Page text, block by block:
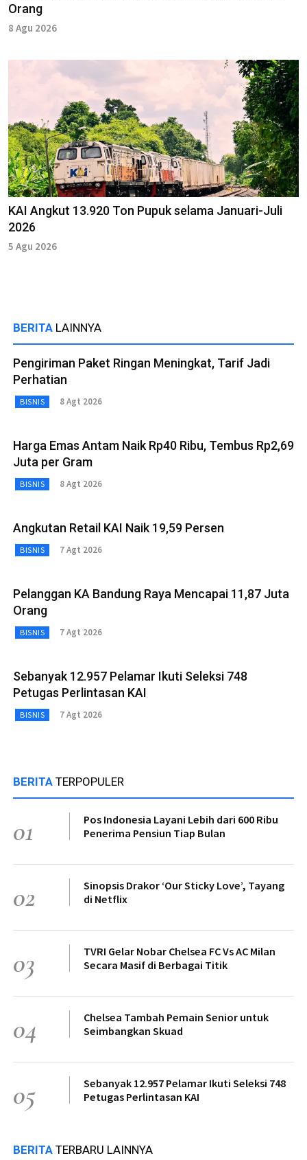
Orang
8 Agu 2026
KAI Angkut 13.920 Ton Pupuk selama Januari-Juli
2026
5 Agu 2026
BERITA LAINNYA
Pengiriman Paket Ringan Meningkat, Tarif Jadi
Perhatian
BISNIS 8 Agt 2026
Harga Emas Antam Naik Rp40 Ribu, Tembus Rp2,69
Juta per Gram
BISNIS 8 Agt 2026
Angkutan Retail KAI Naik 19,59 Persen
BISNIS 7 Agt 2026
Pelanggan KA Bandung Raya Mencapai 11,87 Juta
Orang
BISNIS 7 Agt 2026
Sebanyak 12.957 Pelamar Ikuti Seleksi 748
Petugas Perlintasan KAI
BISNIS 7 Agt 2026
BERITA TERPOPULER
01
Pos Indonesia Layani Lebih dari 600 Ribu
Penerima Pensiun Tiap Bulan
02
Sinopsis Drakor ‘Our Sticky Love’, Tayang
di Netflix
03
TVRI Gelar Nobar Chelsea FC Vs AC Milan
Secara Masif di Berbagai Titik
04
Chelsea Tambah Pemain Senior untuk
Seimbangkan Skuad
05
Sebanyak 12.957 Pelamar Ikuti Seleksi 748
Petugas Perlintasan KAI
BERITA TERBARU LAINNYA